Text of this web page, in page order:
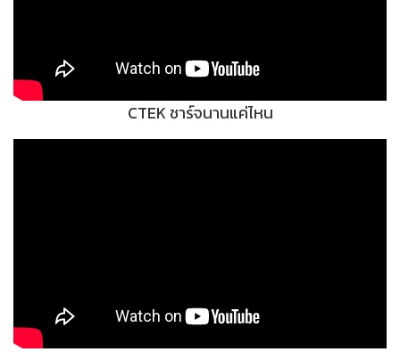
CTEK ชาร์จนานแค่ไหน